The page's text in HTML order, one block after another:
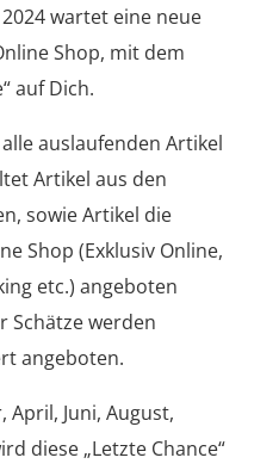
wartet eine neue
Shop, mit dem
auf Dich.
auslaufenden Artikel
Artikel aus den
sowie Artikel die
Shop (Exklusiv Online,
etc.) angeboten
Schätze werden
angeboten.
April, Juni, August,
diese „Letzte Chance“